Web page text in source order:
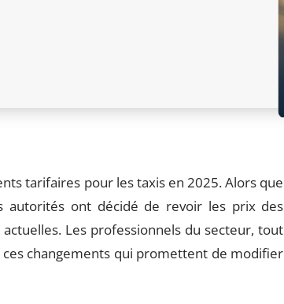
tarifaires pour les taxis en 2025. Alors que
autorités ont décidé de revoir les prix des
Les professionnels du secteur, tout
changements qui promettent de modifier